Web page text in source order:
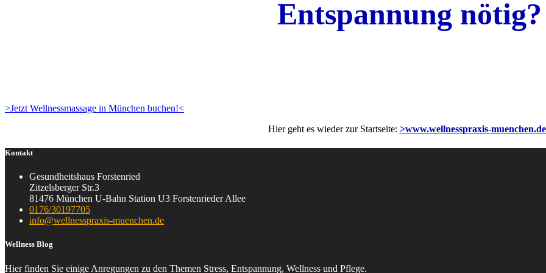
Entspannung nötig?
>Jetzt Wellnessmassage in München buchen!<
Hier geht es wieder zur Startseite: >www.wellnesspraxis-
Kontakt
Gesundheitshaus Forstenried
Zitzelsberger Str.3
81476 München U-Bahn Station U3 Forstenrieder Allee
0176/30197705
info@wellnesspraxis-muenchen.de
Wellness Blog
Hier finden Sie einige Anregungen zu den Themen Stress, Entspannung, Wellness und Pflege.